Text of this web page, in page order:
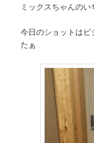
ミックスちゃんのい
今日のショットは
たぁ